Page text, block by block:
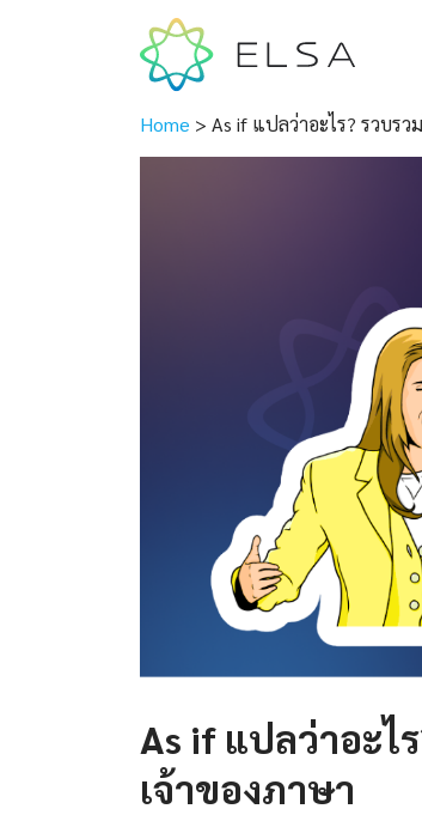
Home > As if แปลว่าอะไร? รวบรว
As if แปลว่าอะไ
เจ้าของภาษา